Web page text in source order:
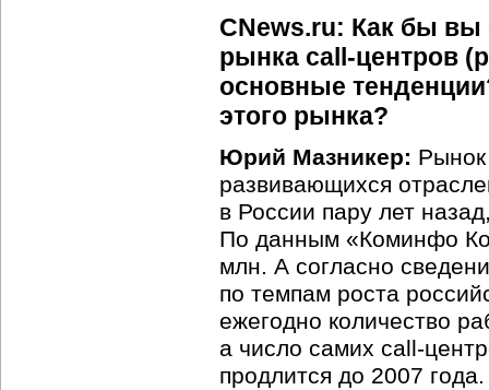
CNews.ru: Как бы вы
рынка call-центров
основные
этого рынка?
Юрий Мазникер:
развивающихся
в России пару лет
По данным «Коминфо
млн. А согласно
по темпам роста
ежегодно количество
а число самих call-
продлится до 2007 года.